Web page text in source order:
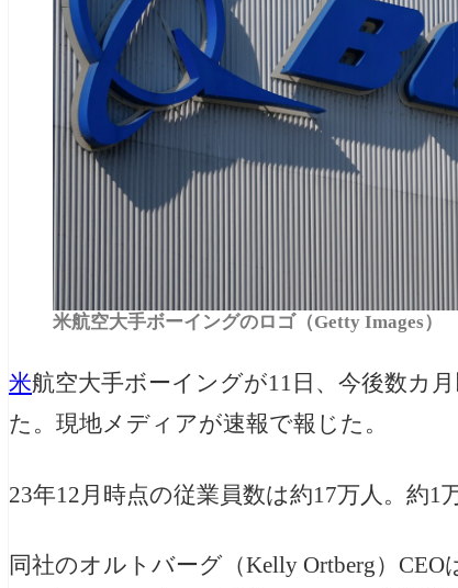
米航空大手ボーイングのロゴ（Getty Images）
米航空大手ボーイングが11日、今後数カ月
た。現地メディアが速報で報じた。
23年12月時点の従業員数は約17万人。約1
同社のオルトバーグ（Kelly Ortberg）